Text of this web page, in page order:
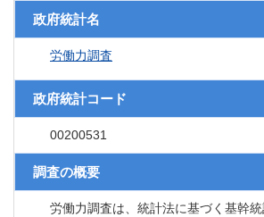
政府統計名
労働力調査
政府統計コード
00200531
調査の概要
労働力調査は、統計法に基づく基幹統